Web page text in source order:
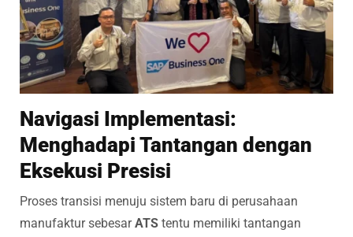
Navigasi Implementasi:
Menghadapi Tantangan dengan
Eksekusi Presisi
Proses transisi menuju sistem baru di perusahaan
manufaktur sebesarATS tentu memiliki tantangan